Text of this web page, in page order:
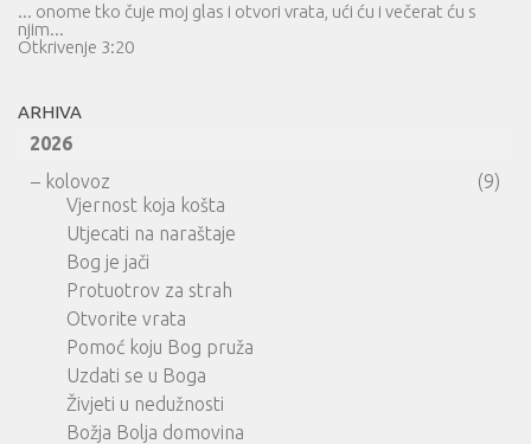
... onome tko čuje moj glas i otvori vrata, ući ću i večerat ću s
njim...
Otkrivenje 3:20
ARHIVA
2026
– kolovoz
(9)
Vjernost koja košta
Utjecati na naraštaje
Bog je jači
Protuotrov za strah
Otvorite vrata
Pomoć koju Bog pruža
Uzdati se u Boga
Živjeti u nedužnosti
Božja Bolja domovina